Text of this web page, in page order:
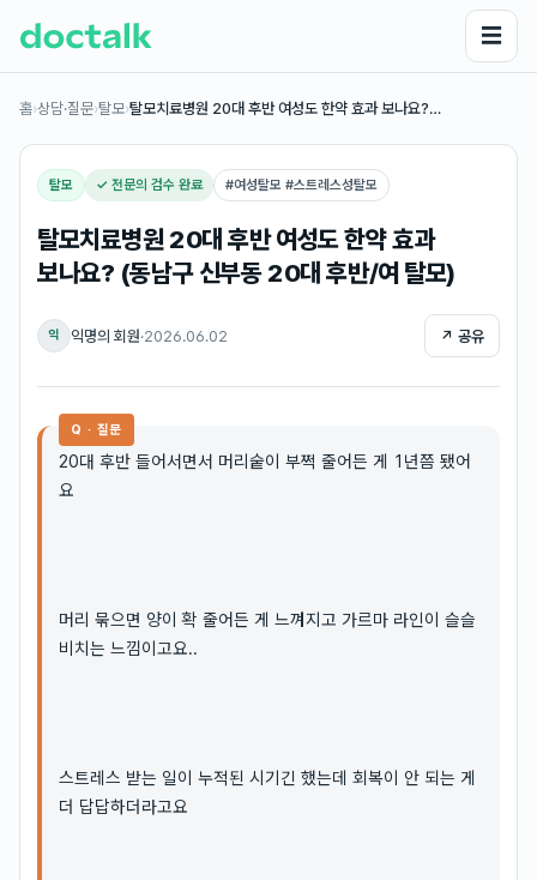
☰
홈›상담·질문›탈모›탈모치료병원 20대 후반 여성도 한약 효과 보나요?…
탈모 ✓ 전문의 검수 완료 #여성탈모 #스트레스성탈모
탈모치료병원 20대 후반 여성도 한약 효과
보나요? (동남구 신부동 20대 후반/여 탈모)
익 익명의 회원·2026.06.02 ↗ 공유
Q · 질문
20대 후반 들어서면서 머리숱이 부쩍 줄어든 게 1년쯤 됐어
요
머리 묶으면 양이 확 줄어든 게 느껴지고 가르마 라인이 슬슬
비치는 느낌이고요..
스트레스 받는 일이 누적된 시기긴 했는데 회복이 안 되는 게
더 답답하더라고요